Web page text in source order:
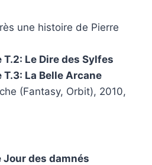
une histoire de Pierre
T.2: Le Dire des Sylfes
T.3: La Belle Arcane
(Fantasy, Orbit), 2010,
Jour des damnés